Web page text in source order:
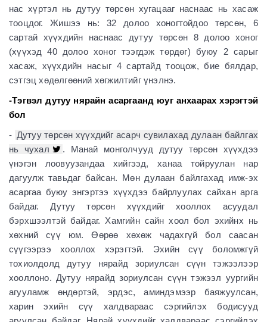
нас хүртэл нь дутуу төрсөн хугацааг наснаас нь хасаж
тооцдог. Жишээ нь: 32 долоо хоногтойдоо төрсөн, 6
сартай хүүхдийн наснаас дутуу төрсөн 8 долоо хоног
(хүүхэд 40 долоо хоног тээгдэж төрдөг) буюу 2 сарыг
хасаж, хүүхдийн насыг 4 сартайд тооцож, бие бялдар,
сэтгэц хөдөлгөөний хөгжилтийг үнэлнэ.
-Тэгвэл дутуу нярайн асаргаанд юуг анхаарах хэрэгтэй
бол
- Дутуу төрсөн хүүхдийг асарч сувилахад дулаан байлгах
нь чухал
. Манай монголчууд дутуу төрсөн хүүхдээ
үнэгэн лоовуузандаа хийгээд, ханаа тойруулан нар
дагуулж тавьдаг байсан. Мөн дулаан байлгахад имж-эх
асаргаа буюу энгэртээ хүүхдээ байрлуулах сайхан арга
байдаг. Дутуу төрсөн хүүхдийг хооллох асуудал
бэрхшээлтэй байдаг. Хамгийн сайн хоол бол эхийнх нь
хөхний сүү юм. Өөрөө хөхөж чадахгүй бол саасан
сүүгээрээ хооллох хэрэгтэй. Эхийн сүү боломжгүй
тохиолдолд дутуу нярайд зориулсан сүүн тэжээлээр
хооллоно. Дутуу нярайд зориулсан сүүн тэжээл уургийн
агууламж өндөртэй, эрдэс, аминдэмээр баяжуулсан,
харин эхийн сүү халдвараас сэргийлэх бодисууд